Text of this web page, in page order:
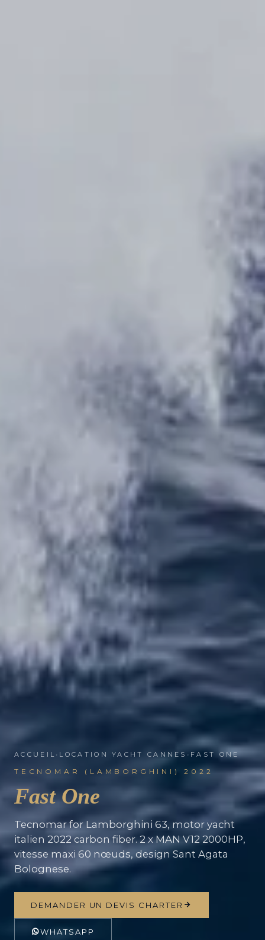
ACCUEIL › LOCATION YACHT CANNES › FAST ONE
TECNOMAR (LAMBORGHINI) 2022
Fast One
Tecnomar for Lamborghini 63, motor yacht
italien 2022 carbon fiber. 2 x MAN V12 2000HP,
vitesse maxi 60 nœuds, design Sant Agata
Bolognese.
DEMANDER UN DEVIS CHARTER
WHATSAPP